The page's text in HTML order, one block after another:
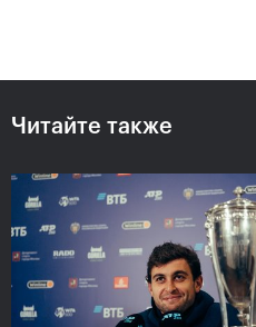
попасть на Итоговый турнир
ATP в Турине»
24 октября, 20:30
Читайте также